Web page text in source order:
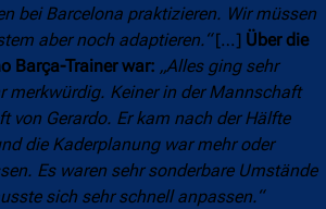
bei Barcelona praktizieren. Wir müssen
aber noch adaptieren.“[…] Über die
Barça-Trainer war: „Alles ging sehr
merkwürdig. Keiner in der Mannschaft
von Gerardo. Er kam nach der Hälfte
die Kaderplanung war mehr oder
Es waren sehr sonderbare Umstände
sich sehr schnell anpassen.“